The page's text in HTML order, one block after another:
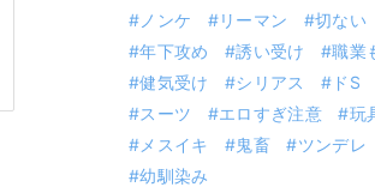
ノンケ
リーマン 切ない
年下攻め
誘い受け
職業
健気受け
シリアス ドS
スーツ
エロすぎ注意 玩
メスイキ
鬼畜 ツンデレ
幼馴染み